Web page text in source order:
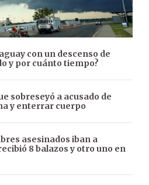
con un descenso de
y por cuánto tiempo?
sobreseyó a acusado de
y enterrar cuerpo
asesinados iban a
8 balazos y otro uno en